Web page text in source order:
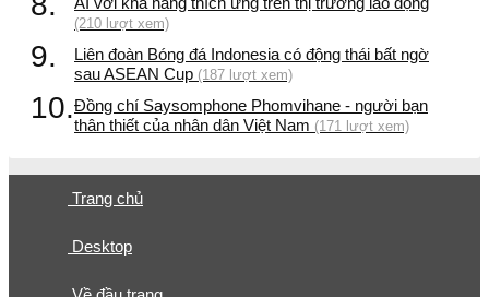
(210 lượt xem)
9.
Liên đoàn Bóng đá Indonesia có động thái bất ngờ
sau ASEAN Cup (187 lượt xem)
10.Đồng chí Saysomphone Phomvihane - người bạn
thân thiết của nhân dân Việt Nam (171 lượt xem)
Trang chủ
Desktop